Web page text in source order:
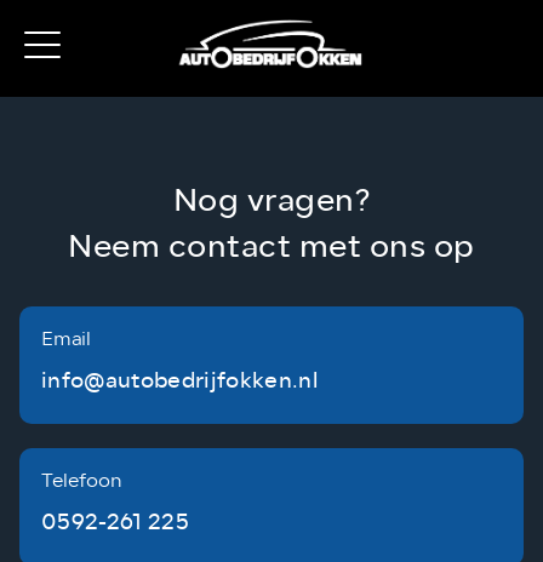
Nog vragen?
Neem contact met ons op
Email
info@autobedrijfokken.nl
Telefoon
0592-261 225